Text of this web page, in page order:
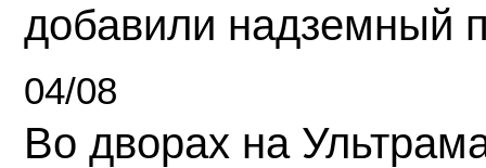
добавили надземный
04/08
Во дворах на